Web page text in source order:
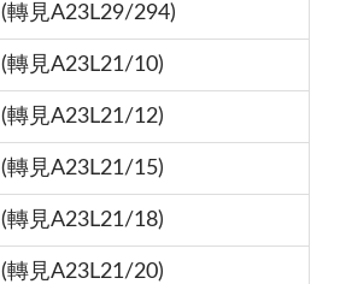
(轉見A23L29/294)
(轉見A23L21/10)
(轉見A23L21/12)
(轉見A23L21/15)
(轉見A23L21/18)
(轉見A23L21/20)